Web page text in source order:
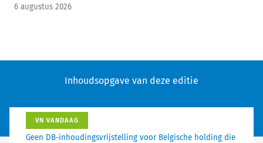
6 augustus 2026
Inhoudsopgave van deze editie
VN VANDAAG
Geen DB-inhoudingsvrijstelling voor Belgische holding die